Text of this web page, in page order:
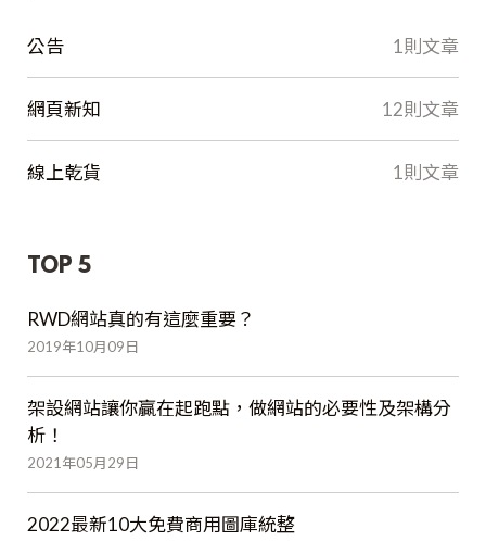
公告 1則文章
網頁新知 12則文章
線上乾貨 1則文章
TOP 5
RWD網站真的有這麼重要？
2019年10月09日
架設網站讓你贏在起跑點，做網站的必要性及架構分
析！
2021年05月29日
2022最新10大免費商用圖庫統整